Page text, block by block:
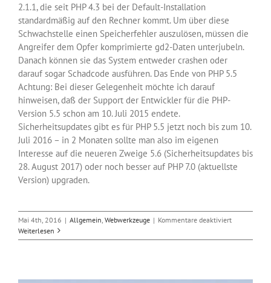
2.1.1, die seit PHP 4.3 bei der Default-Installation
standardmäßig auf den Rechner kommt. Um über diese
Schwachstelle einen Speicherfehler auszulösen, müssen die
Angreifer dem Opfer komprimierte gd2-Daten unterjubeln.
Danach können sie das System entweder crashen oder
darauf sogar Schadcode ausführen. Das Ende von PHP 5.5
Achtung: Bei dieser Gelegenheit möchte ich darauf
hinweisen, daß der Support der Entwickler für die PHP-
Version 5.5 schon am 10. Juli 2015 endete.
Sicherheitsupdates gibt es für PHP 5.5 jetzt noch bis zum 10.
Juli 2016 – in 2 Monaten sollte man also im eigenen
Interesse auf die neueren Zweige 5.6 (Sicherheitsupdates bis
28. August 2017) oder noch besser auf PHP 7.0 (aktuellste
Version) upgraden.
Mai 4th, 2016 | Allgemein Webwerkzeuge | Kommentare deaktiviertfür
für
Weiterlesen